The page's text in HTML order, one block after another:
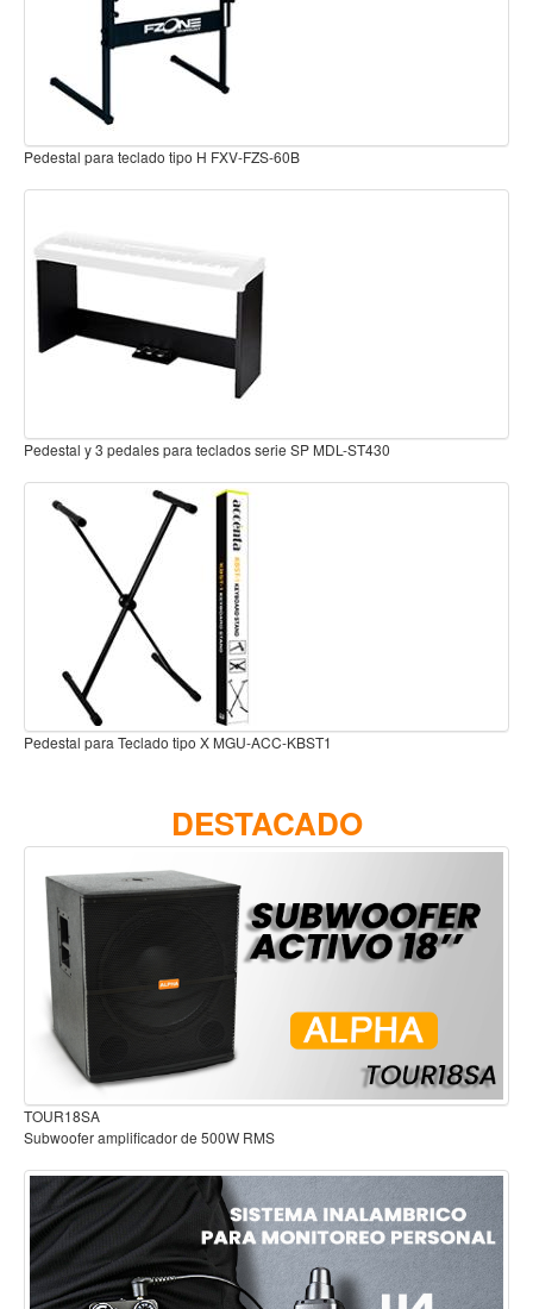
Pedestal para platillo
Pedestal para Hi-Hat
Pedestal para redoblante
Herrajes
Pedal
Accesorios
Teclado
Teclado Digital
Piano Digital
Controladores
Fundas
Amplificadores
Accesorios
Viola
Cello
Contrabajo
Viento
Acordeón y concertinas
Armonica
Clarinete
Cornetas y cornos
Flauta y pitos
Melodica
Saxofon
Trompeta
Tuba
Otros instrumentos de viento
Pedestal para Teclado Negro Cierre Seguro Brasforma MBRT-03
Pedal sostenido Sustain para Teclado MDL-P50
Pedal sostenido Sustain Grande para Teclado MDL-P80A
DESTACADO